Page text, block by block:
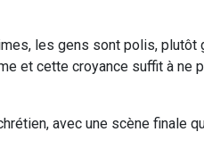
les gens sont polis,
et cette croyance suffit à ne
avec une scène finale